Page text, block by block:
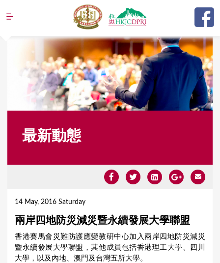
Jump to navigation
最新動態
14 May, 2016 Saturday
兩岸四地防災減災暨永續發展大學聯盟
香港賽馬會災難防護應變教研中心加入兩岸四地防災減災
暨永續發展大學聯盟，其他成員包括香港理工大學、四川
大學，以及內地、澳門及台灣五所大學。